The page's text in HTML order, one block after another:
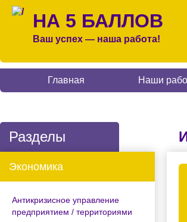
НА 5 БАЛЛОВ
Ваш успех — наша работа!
Главная Наши
Разделы
Экономика
Антикризисное управление
предприятием / территориями